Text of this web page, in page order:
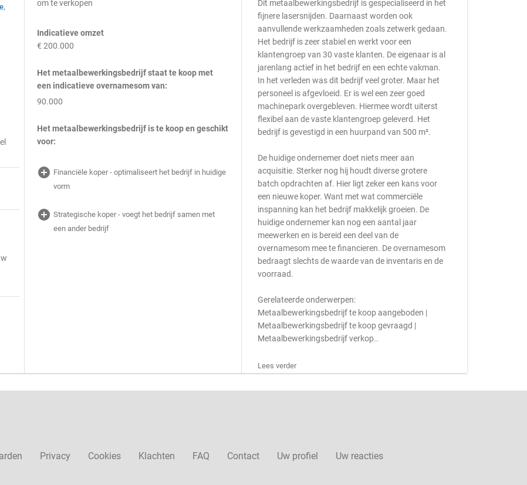
,
om te verkopen
Indicatieve omzet
€ 200.000
Het metaalbewerkingsbedrijf staat te koop met
een indicatieve overnamesom van:
90.000
Het metaalbewerkingsbedrijf is te koop en geschikt
voor:
add_circle Financiële koper - optimaliseert het bedrijf in huidige
vorm
add_circle Strategische koper - voegt het bedrijf samen met
een ander bedrijf
Dit metaalbewerkingsbedrijf is gespecialiseerd in het
fijnere lasersnijden. Daarnaast worden ook
aanvullende werkzaamheden zoals zetwerk gedaan.
Het bedrijf is zeer stabiel en werkt voor een
klantengroep van 30 vaste klanten. De eigenaar is al
jarenlang actief in het bedrijf en een echte vakman.
In het verleden was dit bedrijf veel groter. Maar het
personeel is afgevloeid. Er is wel een zeer goed
machinepark overgebleven. Hiermee wordt uiterst
flexibel aan de vaste klantengroep geleverd. Het
bedrijf is gevestigd in een huurpand van 500 m².
De huidige ondernemer doet niets meer aan
acquisitie. Sterker nog hij houdt diverse grotere
batch opdrachten af. Hier ligt zeker een kans voor
een nieuwe koper. Want met wat commerciële
inspanning kan het bedrijf makkelijk groeien. De
huidige ondernemer kan nog een aantal jaar
meewerken en is bereid een deel van de
overnamesom mee te financieren. De overnamesom
bedraagt slechts de waarde van de inventaris en de
voorraad.
Gerelateerde onderwerpen:
Metaalbewerkingsbedrijf te koop aangeboden |
Metaalbewerkingsbedrijf te koop gevraagd |
Metaalbewerkingsbedrijf verkop..
Lees verder
Privacy Cookies Klachten FAQ Contact Uw profiel Uw reacties